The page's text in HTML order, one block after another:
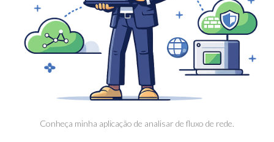
Conheça minha aplicação de analisar de fluxo de rede.